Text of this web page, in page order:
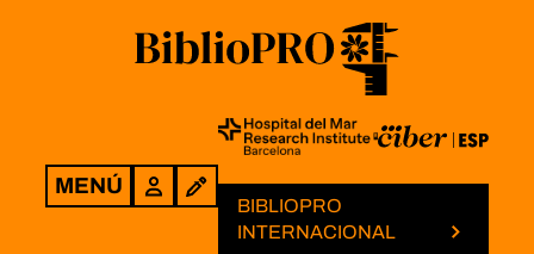
MENÚ Login
BIBLIOPRO
INTERNACIONAL